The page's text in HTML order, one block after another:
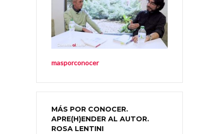
masporconocer
MÁS POR CONOCER.
APRE(H)ENDER AL AUTOR.
ROSA LENTINI